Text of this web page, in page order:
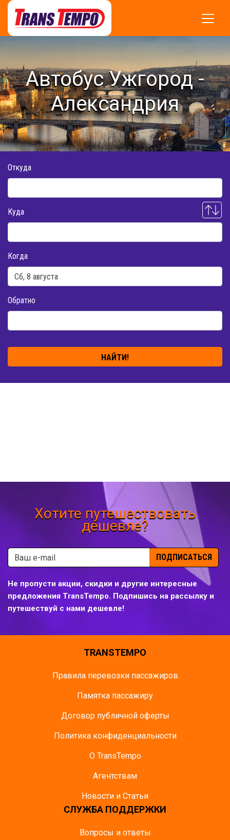
Автобус Ужгород -
Александрия
Откуда
Куда
Когда
Обратно
НАЙТИ!
Хотите путешествовать
дешевле?
ПОДПИСАТЬСЯ
Не пропусти акции, скидки и другие интересные
предложения TransTempo. Подпишись на рассылку и
путешествуй с нами дешевле!
TRANSTEMPO
Правила перевозки пассажиров
Памятка пасcажиру
Договор публичной оферты
Политика конфиденциальности
О TransTempo
Агентствам
Новости и Статьи
СЛУЖБА ПОДДЕРЖКИ
Вопросы и ответы